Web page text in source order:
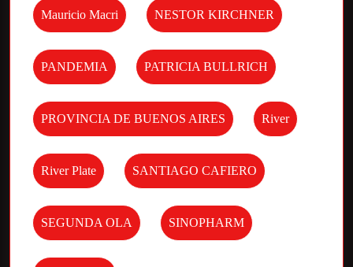
Mauricio Macri NESTOR KIRCHNER
PANDEMIA PATRICIA BULLRICH
PROVINCIA DE BUENOS AIRES River
River Plate SANTIAGO CAFIERO
SEGUNDA OLA SINOPHARM